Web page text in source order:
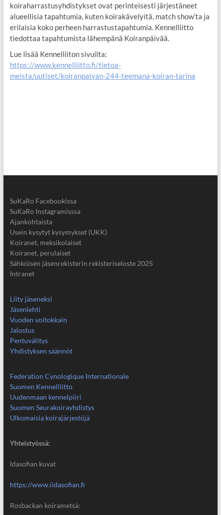
koiraharrastusyhdistykset ovat perinteisesti järjestäneet
alueellisia tapahtumia, kuten koirakävelyitä, match show’ta ja
erilaisia koko perheen harrastustapahtumia. Kennelliitto
tiedottaa tapahtumista lähempänä Koiranpäivää.
Lue lisää Kennelliiton sivuilta:
https://www.kennelliitto.fi/tietoa-
meista/uutiset/koiranpaivan-244-teemana-koiran-tarina
SuKaRo Facebookissa
SuKaRo Instagramisssa
Ajankohtaista
Usein kysytyt kysymykset (UKK)
Koiranet, meksikolaiset
Koiranet, perulaiset
Sähköisen jäsenrekisterin rekisteriseloste 2025
Intranet
Liity jäseneksi
Jäsenlehti
Vuoden voitokkain
Jalostus
Pentuvälitys
Yhdistyksen säännöt
Federation Cynologique Internationale
Suomen Kennelliitto
Uudenmaan kennelpiiri
Suomen Seurakoirayhdistys
Ulkomaisia koirajärjestöjä
Yhteistyössä:
Idasofian kuvat
https://www.iidasofian.fi
Rosbackan koirametsä: